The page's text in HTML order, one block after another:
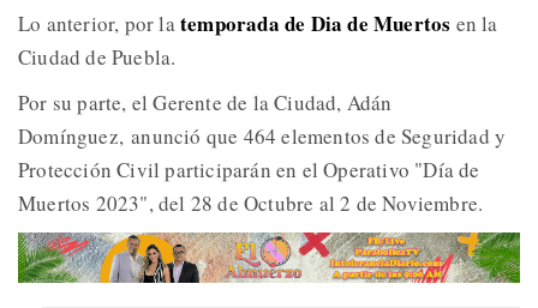
Lo anterior, por latemporada de Dia de Muertos en la
Ciudad de Puebla.
Por su parte, el Gerente de la Ciudad, Adán
Domínguez, anunció que 464 elementos de Seguridad y
Protección Civil participarán en el Operativo "Día de
Muertos 2023", del 28 de Octubre al 2 de Noviembre.